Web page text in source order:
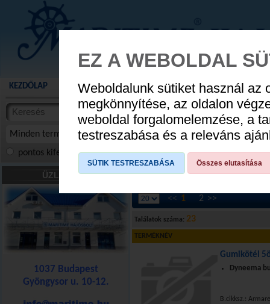
AUGUSZTUS
KEZDŐLAP AKCIÓS TERMÉKEK WEBÁRUHÁZ HÍREK
Minden termék
termékekben
cikkekben
pontos kifejezés összes szóra szóra, szótöredék
ÜZLETÜNK
1037 Budapest
Gyöngysor u. 10-12.
Kötelek»Gumikötél»Gumikötelek
<< 1 2 >>
Találatok száma: 23
TERMÉKNÉV
Gumikötél
Dyneema
B.cikksz.:
EZ A WEBOLDAL
Weboldalunk sütiket használ az
megkönnyítése, az oldalon
weboldal forgalomelemzése, a
testreszabása és a releváns
SÜTIK TESTRESZABÁSA Összes elutasítása